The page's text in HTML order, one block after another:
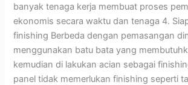
banyak tenaga kerja membuat proses
ekonomis secara waktu dan tenaga 4.
finishing Berbeda dengan pemasangan
menggunakan batu bata yang
kemudian di lakukan acian sebagai
panel tidak memerlukan finishing seperti